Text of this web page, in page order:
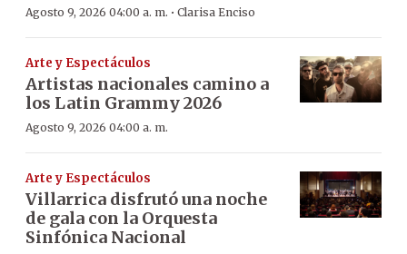
Agosto 9, 2026 04:00 a. m. · Clarisa Enciso
Arte y Espectáculos
Artistas nacionales camino a
los Latin Grammy 2026
Agosto 9, 2026 04:00 a. m.
Arte y Espectáculos
Villarrica disfrutó una noche
de gala con la Orquesta
Sinfónica Nacional